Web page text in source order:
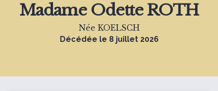
Madame Odette ROTH
Née KOELSCH
Décédée le 8 juillet 2026